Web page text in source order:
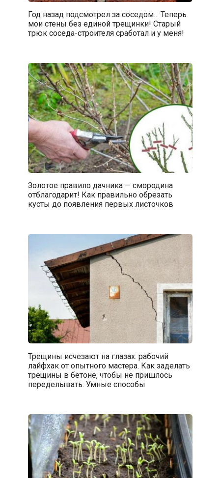
Год назад подсмотрел за соседом… Теперь
мои стены без единой трещинки! Старый
трюк соседа-строителя сработал и у меня!
Золотое правило дачника — смородина
отблагодарит! Как правильно обрезать
кусты до появления первых листочков
Трещины исчезают на глазах: рабочий
лайфхак от опытного мастера. Как заделать
трещины в бетоне, чтобы не пришлось
переделывать. Умные способы